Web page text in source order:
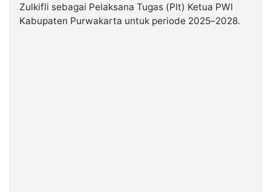
Kabarbaru.co
Zulkifli sebagai Pelaksana Tugas (Plt) Ketua PWI
Kabupaten Purwakarta untuk periode 2025–2028.